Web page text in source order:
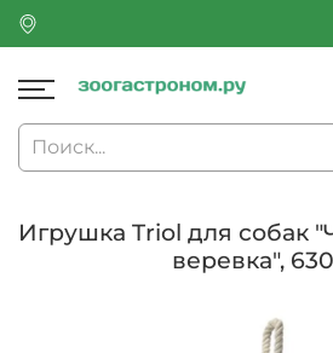
Игрушка Triol для собак
веревка",